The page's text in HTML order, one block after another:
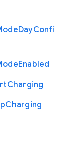
DayConfi
Enabled
Charging
Charging